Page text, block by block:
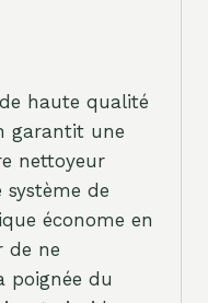
de haute qualité
garantit une
nettoyeur
système de
économe en
de ne
poignée du